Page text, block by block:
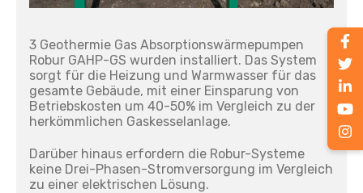
3 Geothermie Gas Absorptionswärmepumpen
Robur GAHP-GS wurden installiert. Das System
sorgt für die Heizung und Warmwasser für das
gesamte Gebäude, mit einer Einsparung von
Betriebskosten um 40-50% im Vergleich zu der
herkömmlichen Gaskesselanlage.
Darüber hinaus erfordern die Robur-Systeme
keine Drei-Phasen-Stromversorgung im Vergleich
zu einer elektrischen Lösung.